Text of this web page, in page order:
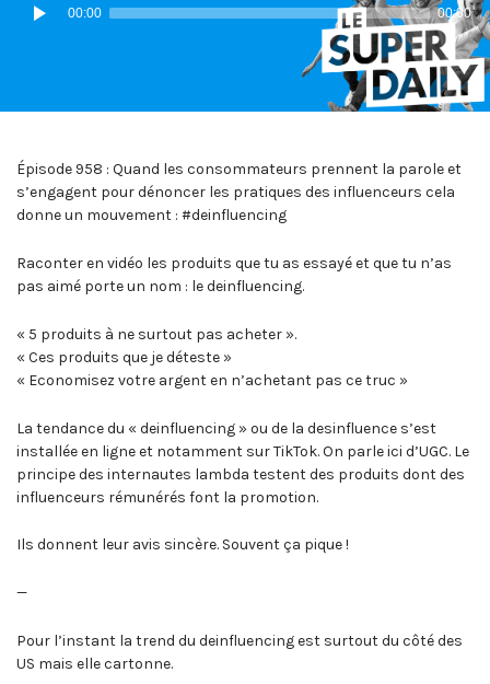
audio
00:00 00:00
Épisode 958 : Quand les consommateurs prennent la parole et
s’engagent pour dénoncer les pratiques des influenceurs cela
donne un mouvement : #deinfluencing
Raconter en vidéo les produits que tu as essayé et que tu n’as
pas aimé porte un nom : le deinfluencing.
« 5 produits à ne surtout pas acheter ».
« Ces produits que je déteste »
« Economisez votre argent en n’achetant pas ce truc »
La tendance du « deinfluencing » ou de la desinfluence s’est
installée en ligne et notamment sur TikTok. On parle ici d’UGC. Le
principe des internautes lambda testent des produits dont des
influenceurs rémunérés font la promotion.
Ils donnent leur avis sincère. Souvent ça pique !
—
Pour l’instant la trend du deinfluencing est surtout du côté des
US mais elle cartonne.